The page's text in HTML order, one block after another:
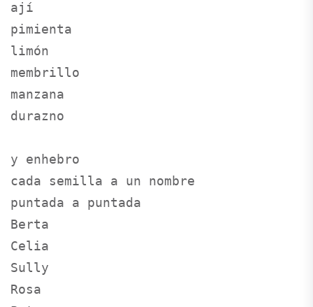
ají
pimienta
limón
membrillo
manzana
durazno
y enhebro
cada semilla a un nombre
puntada a puntada
Berta
Celia
Sully
Rosa